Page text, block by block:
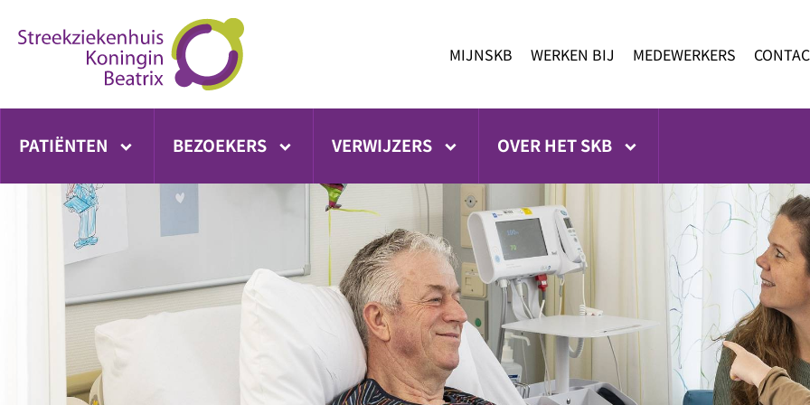
direct
MIJNSKB WERKEN BIJ MEDEWERKERS
PATIËNTEN BEZOEKERS VERWIJZERS OVER HET SKB